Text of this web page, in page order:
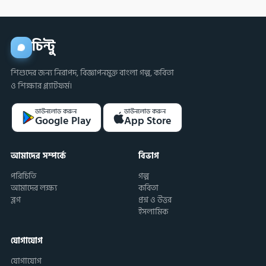
চিন্টু
শিশুদের জন্য নিরাপদ, বিজ্ঞাপনমুক্ত বাংলা গল্প, কবিতা
ও শিক্ষার প্ল্যাটফর্ম।
ডাউনলোড করুন
Google Play
ডাউনলোড করুন
App Store
আমাদের সম্পর্কে
পরিচিতি
আমাদের লক্ষ্য
ব্লগ
বিভাগ
গল্প
কবিতা
প্রশ্ন ও উত্তর
ইসলামিক
যোগাযোগ
যোগাযোগ